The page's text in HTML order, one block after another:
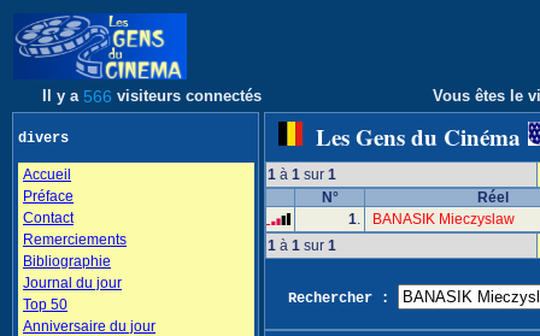
Il y a 566 visiteurs connectés Vous êtes le
divers
Accueil
Préface
Contact
Remerciements
Bibliographie
Journal du jour
Top 50
Anniversaire du jour
Les Gens du Cinéma
1 à 1 sur 1
N°
Réel
1.
BANASIK Mieczyslaw
1 à 1 sur 1
Rechercher :